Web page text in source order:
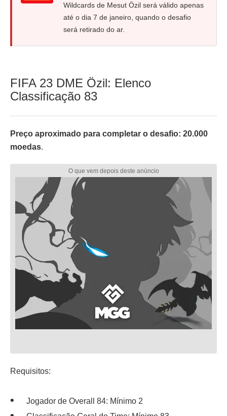
Wildcards de Mesut Özil será válido apenas
até o dia 7 de janeiro, quando o desafio
será retirado do ar.
FIFA 23 DME Özil: Elenco
Classificação 83
Preço aproximado para completar o desafio: 20.000
moedas.
Requisitos:
Jogador de Overall 84: Mínimo 2